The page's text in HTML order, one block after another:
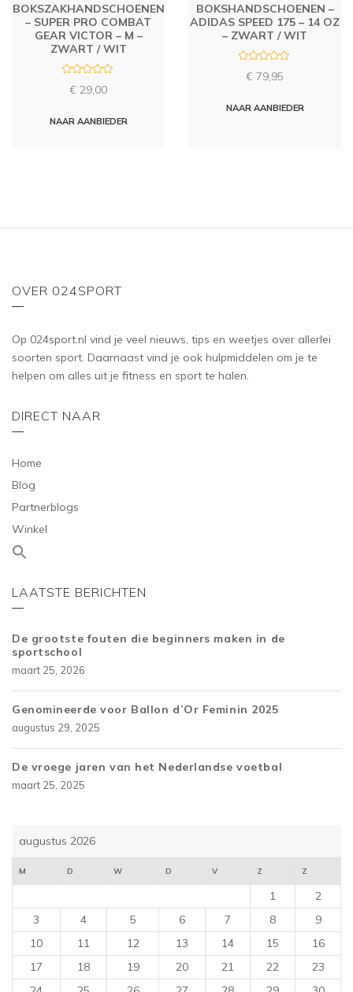
BOKSZAKHANDSCHOENEN
– SUPER PRO COMBAT
GEAR VICTOR – M –
ZWART / WIT
d
€ 29,00
NAAR AANBIEDER
BOKSHANDSCHOENEN –
ADIDAS SPEED 175 – 14 OZ
– ZWART / WIT
d
€ 79,95
NAAR AANBIEDER
OVER 024SPORT
Op 024sport.nl vind je veel nieuws, tips en weetjes over allerlei
soorten sport. Daarnaast vind je ook hulpmiddelen om je te
helpen om alles uit je fitness en sport te halen.
DIRECT NAAR
Home
Blog
Partnerblogs
Winkel
LAATSTE BERICHTEN
De grootste fouten die beginners maken in de
sportschool
maart 25, 2026
Genomineerde voor Ballon d’Or Feminin 2025
augustus 29, 2025
De vroege jaren van het Nederlandse voetbal
maart 25, 2025
augustus 2026
M D W D V Z Z
1
2
3
4 5 6 7 8
9
10
11 12 13 14 15
16
17
18 19 20 21 22
23